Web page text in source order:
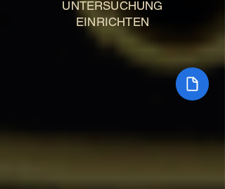
UNTERSUCHUNG
EINRICHTEN